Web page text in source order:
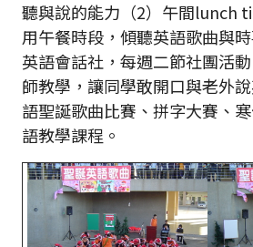
聽與說的能力（2）午間lunch
用午餐時段，傾聽英語歌曲與
英語會話社，每週二節社團活
師教學，讓同學敢開口與老外
語聖誕歌曲比賽、拼字大賽、
語教學課程。